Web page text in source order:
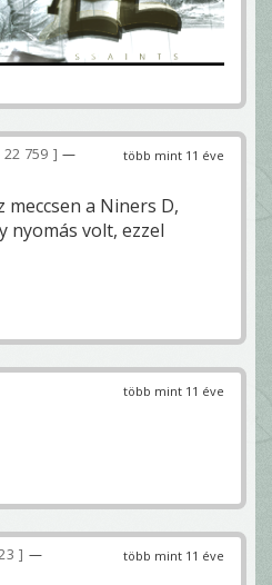
több mint 11 éve
22 759
—
a Niners D,
nyomás volt, ezzel
több mint 11 éve
több mint 11 éve
—